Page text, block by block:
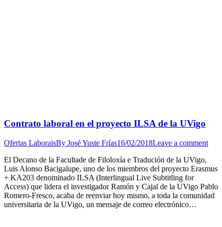
Contrato laboral en el proyecto ILSA de la UVigo
Ofertas LaboraisBy José Yuste Frías16/02/2018Leave a comment
El Decano de la Facultade de Filoloxía e Tradución de la UVigo,
Luis Alonso Bacigalupe, uno de los miembros del proyecto Erasmus
+ KA203 denominado ILSA (Interlingual Live Subtitling for
Access) que lidera el investigador Ramón y Cajal de la UVigo Pablo
Romero-Fresco, acaba de reenviar hoy mismo, a toda la comunidad
universitaria de la UVigo, un mensaje de correo electrónico…